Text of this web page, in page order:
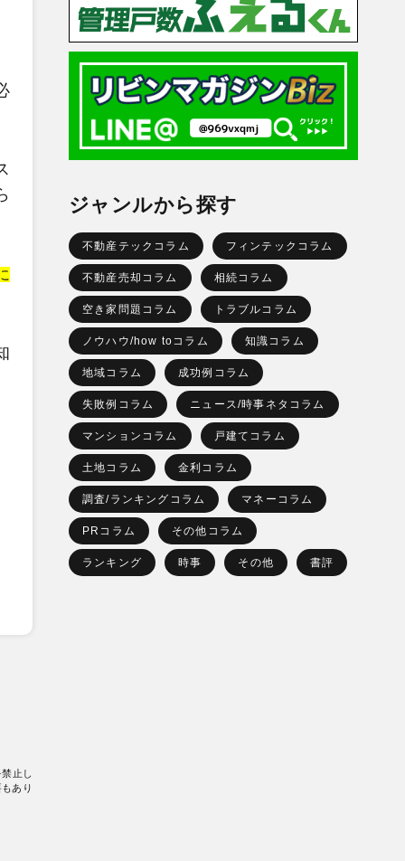
止し
あり
ジャンルから探す
不動産テックコラム フィンテックコラム
不動産売却コラム 相続コラム
空き家問題コラム トラブルコラム
ノウハウ/how toコラム 知識コラム
地域コラム 成功例コラム
失敗例コラム ニュース/時事ネタコラム
マンションコラム 戸建てコラム
土地コラム 金利コラム
調査/ランキングコラム マネーコラム
PRコラム その他コラム
ランキング 時事 その他 書評